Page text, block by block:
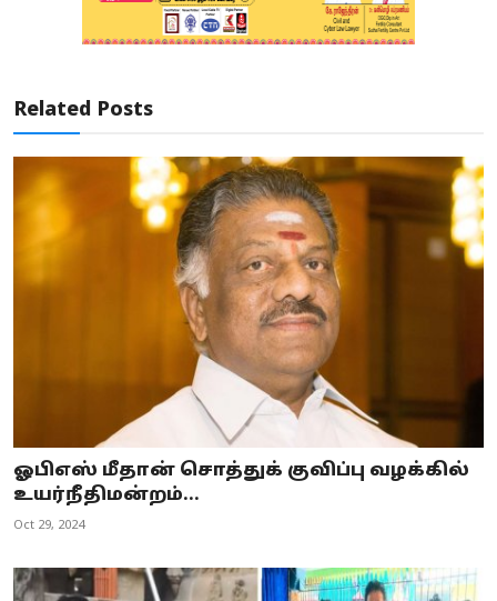
Related Posts
ஓபிஎஸ் மீதான் சொத்துக் குவிப்பு வழக்கில்
உயர்நீதிமன்றம்...
Oct 29, 2024